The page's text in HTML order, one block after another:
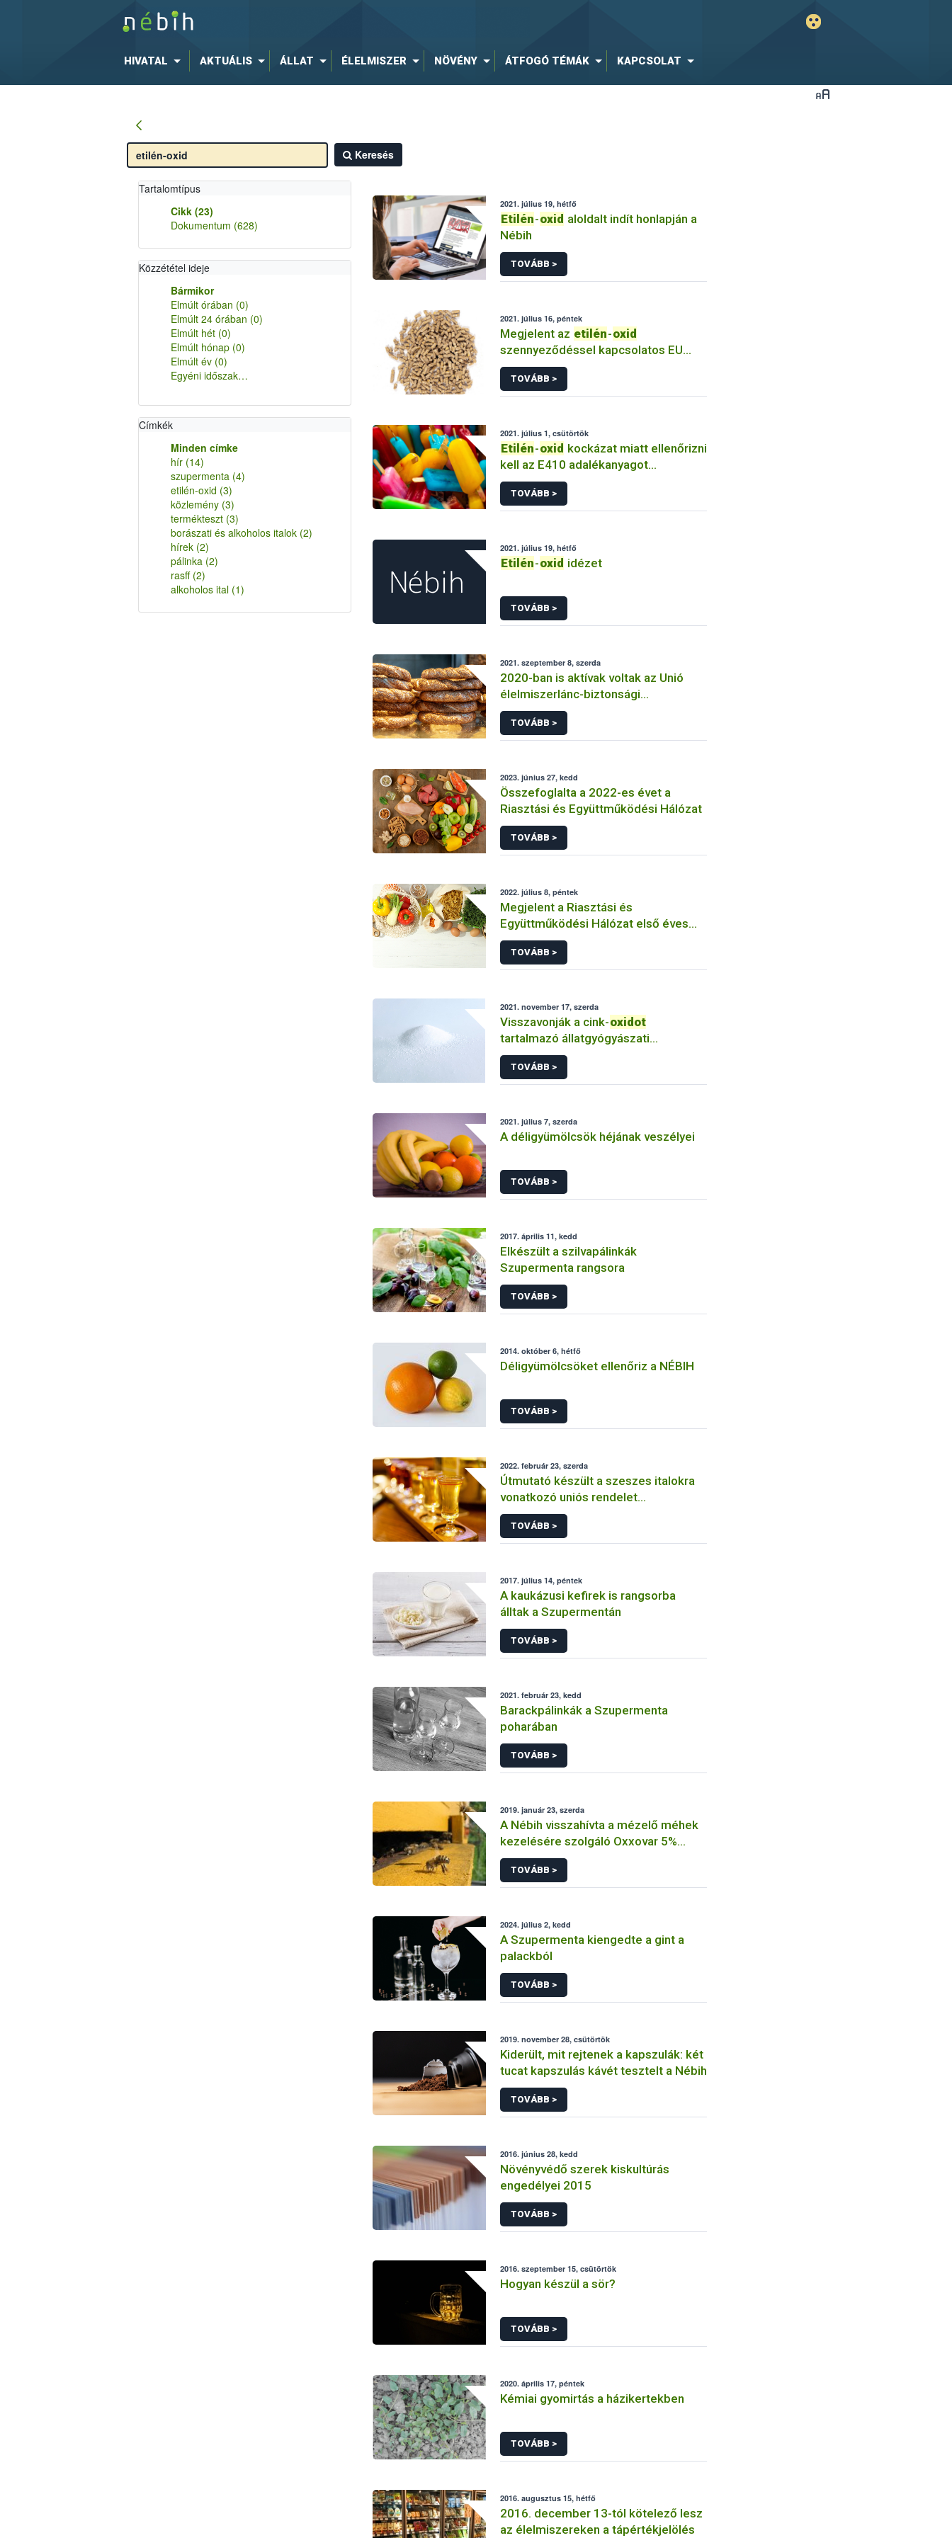
HIVATAL AKTUÁLIS ÁLLAT ÉLELMISZER NÖVÉNY ÁTFOGÓ TÉMÁK KAPCSOLAT
Keresés
Tartalomtípus
Cikk (23)
Dokumentum (628)
Közzététel ideje
Bármikor
Elmúlt órában (0)
Elmúlt 24 órában (0)
Elmúlt hét (0)
Elmúlt hónap (0)
Elmúlt év (0)
Egyéni időszak…
Címkék
Minden címke
hír (14)
szupermenta (4)
etilén-oxid (3)
közlemény (3)
termékteszt (3)
borászati és alkoholos italok (2)
hírek (2)
pálinka (2)
rasff (2)
alkoholos ital (1)
2021. július 19, hétfő
Etilén-oxid aloldalt indít honlapján a
Nébih
TOVÁBB >
2021. július 16, péntek
Megjelent az etilén-oxid
szennyeződéssel kapcsolatos EU
Bizottsági összefoglaló
TOVÁBB >
2021. július 1, csütörtök
Etilén-oxid kockázat miatt ellenőrizni
kell az E410 adalékanyagot
tartalmazó termékeket
TOVÁBB >
2021. július 19, hétfő
Etilén-oxid idézet
TOVÁBB >
2021. szeptember 8, szerda
2020-ban is aktívak voltak az Unió
élelmiszerlánc-biztonsági
szakemberei
TOVÁBB >
2023. június 27, kedd
Összefoglalta a 2022-es évet a
Riasztási és Együttműködési Hálózat
TOVÁBB >
2022. július 8, péntek
Megjelent a Riasztási és
Együttműködési Hálózat első éves
jelentése
TOVÁBB >
2021. november 17, szerda
Visszavonják a cink-oxidot
tartalmazó állatgyógyászati
készítmények engedélyeit
TOVÁBB >
2021. július 7, szerda
A déligyümölcsök héjának veszélyei
TOVÁBB >
2017. április 11, kedd
Elkészült a szilvapálinkák
Szupermenta rangsora
TOVÁBB >
2014. október 6, hétfő
Déligyümölcsöket ellenőriz a NÉBIH
TOVÁBB >
2022. február 23, szerda
Útmutató készült a szeszes italokra
vonatkozó uniós rendelet
végrehajtásához
TOVÁBB >
2017. július 14, péntek
A kaukázusi kefirek is rangsorba
álltak a Szupermentán
TOVÁBB >
2021. február 23, kedd
Barackpálinkák a Szupermenta
poharában
TOVÁBB >
2019. január 23, szerda
A Nébih visszahívta a mézelő méhek
kezelésére szolgáló Oxxovar 5%
oldat gyógyhatású készítményt a
hazai piacról
TOVÁBB >
2024. július 2, kedd
A Szupermenta kiengedte a gint a
palackból
TOVÁBB >
2019. november 28, csütörtök
Kiderült, mit rejtenek a kapszulák: két
tucat kapszulás kávét tesztelt a Nébih
TOVÁBB >
2016. június 28, kedd
Növényvédő szerek kiskultúrás
engedélyei 2015
TOVÁBB >
2016. szeptember 15, csütörtök
Hogyan készül a sör?
TOVÁBB >
2020. április 17, péntek
Kémiai gyomirtás a házikertekben
TOVÁBB >
2016. augusztus 15, hétfő
2016. december 13-tól kötelező lesz
az élelmiszereken a tápértékjelölés